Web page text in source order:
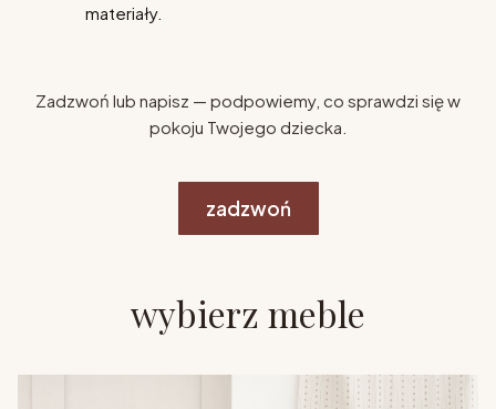
materiały.
Zadzwoń lub napisz — podpowiemy, co sprawdzi się w
pokoju Twojego dziecka.
zadzwoń
wybierz meble